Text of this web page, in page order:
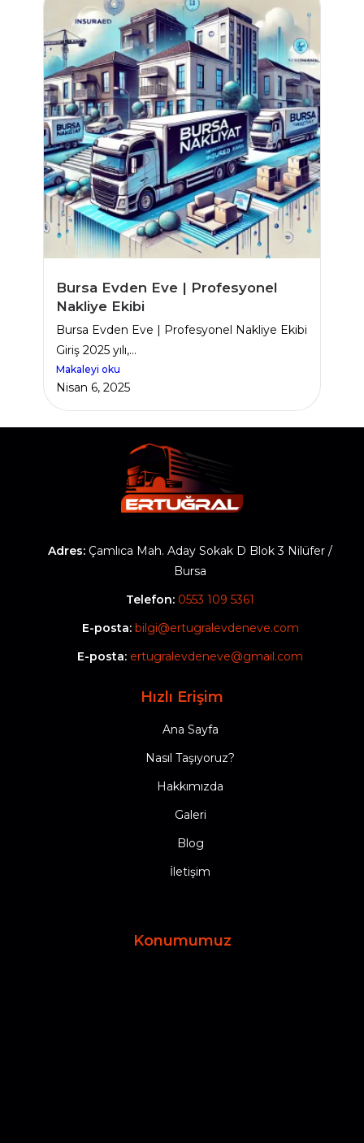
Bursa Evden Eve | Profesyonel
Nakliye Ekibi
Bursa Evden Eve | Profesyonel Nakliye Ekibi
Giriş 2025 yılı,...
Makaleyi oku
Nisan 6, 2025
Adres: Çamlıca Mah. Aday Sokak D Blok 3 Nilüfer /
Bursa
Telefon: 0553 109 5361
E-posta: bilgi@ertugralevdeneve.com
E-posta: ertugralevdeneve@gmail.com
Hızlı Erişim
Ana Sayfa
Nasıl Taşıyoruz?
Hakkımızda
Galeri
Blog
İletişim
Konumumuz